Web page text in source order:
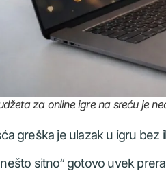
za online igre na sreću je
greška je ulazak u igru
sitno“ gotovo uvek